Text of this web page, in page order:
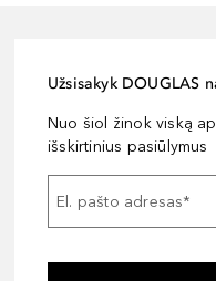
Užsisakyk DOUGLAS
Nuo šiol žinok viską
išskirtinius pasiūlymus
El. pašto adresas*